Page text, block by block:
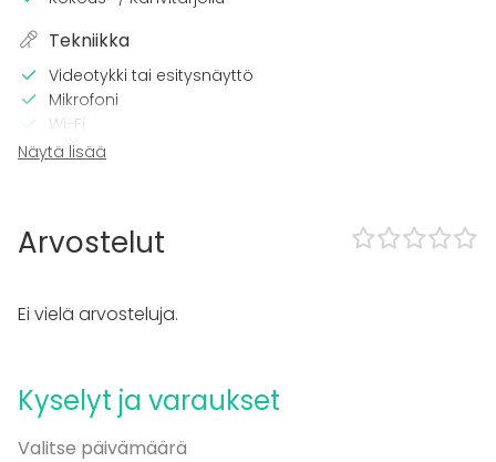
Tekniikka
Videotykki tai esitysnäyttö
Mikrofoni
Wi-Fi
TV
Terassi
Sauna
Piha
Kalusto
Fläppi- / Valkotaulu
Näytä lisää
Arvostelut
Ei vielä arvosteluja.
Kyselyt ja varaukset
Valitse päivämäärä